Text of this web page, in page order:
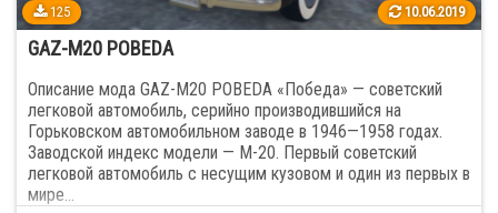
Porsche
Renault 94
Rolls-Royce12
125 10.06.2019
GAZ-M20 POBEDA
Описание мода GAZ-M20 POBEDA «Победа» — советский
легковой автомобиль, серийно производившийся на
Горьковском автомобильном заводе в 1946—1958 годах.
Заводской индекс модели — М-20. Первый советский
легковой автомобиль с несущим кузовом и один из первых в
мире…